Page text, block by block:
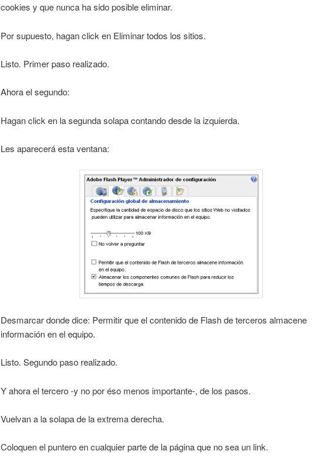
cookies y que nunca ha sido posible eliminar.
Por supuesto, hagan click en Eliminar todos los sitios.
Listo. Primer paso realizado.
Ahora el segundo:
Hagan click en la segunda solapa contando desde la izquierda.
Les aparecerá esta ventana:
Desmarcar donde dice: Permitir que el contenido de Flash de terceros almacene
información en el equipo.
Listo. Segundo paso realizado.
Y ahora el tercero -y no por éso menos importante-, de los pasos.
Vuelvan a la solapa de la extrema derecha.
Coloquen el puntero en cualquier parte de la página que no sea un link.